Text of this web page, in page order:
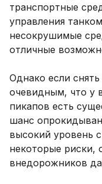
транспортные
управления
несокрушимые
отличные
Однако если
очевидным, что у
пикапов есть
шанс
высокий уровень
некоторые риски,
внедорожников